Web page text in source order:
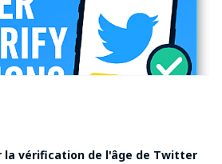
la vérification de l'âge de Twitter